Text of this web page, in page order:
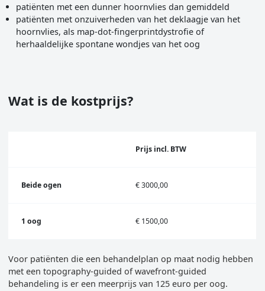
patiënten met een dunner hoornvlies dan gemiddeld
patiënten met onzuiverheden van het deklaagje van het
hoornvlies, als map-dot-fingerprintdystrofie of
herhaaldelijke spontane wondjes van het oog
Wat is de kostprijs?
Prijs incl. BTW
Beide ogen € 3000,00
1 oog € 1500,00
Voor patiënten die een behandelplan op maat nodig hebben
met een topography-guided of wavefront-guided
behandeling is er een meerprijs van 125 euro per oog.